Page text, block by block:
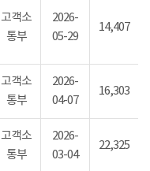
고객소
통부
2026-
05-29
14,407
고객소
통부
2026-
04-07
16,303
고객소
통부
2026-
03-04
22,325